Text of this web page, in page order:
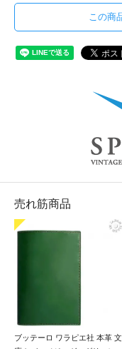
この商
売れ筋商品
ブッテーロ ワラピエ社 本革 文